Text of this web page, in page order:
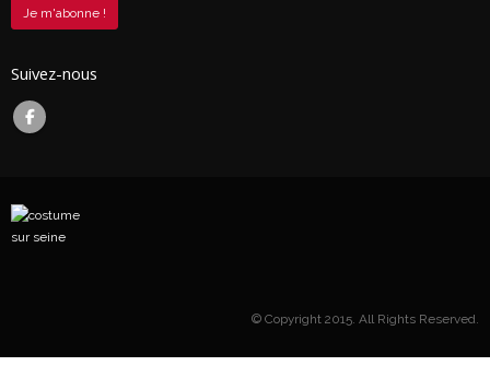
Suivez-nous
© Copyright 2015. All Rights Reserved.